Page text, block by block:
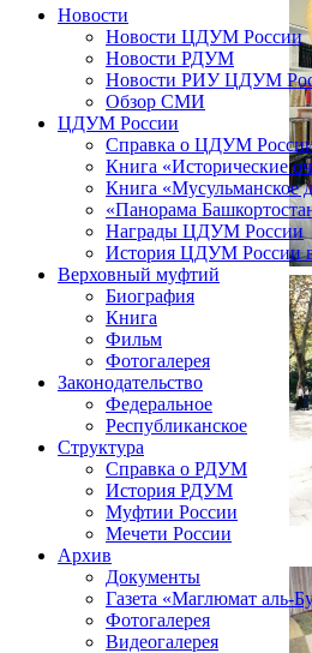
Новости
Новости ЦДУМ России
Новости РДУМ
Новости РИУ ЦДУМ
Обзор СМИ
ЦДУМ России
Справка о ЦДУМ
Книга «Исторические
Книга «Мусульманское
«Панорама
Награды ЦДУМ России
История ЦДУМ России
Верховный муфтий
Биография
Книга
Фильм
Фотогалерея
Законодательство
Федеральное
Республиканское
Структура
Справка о РДУМ
История РДУМ
Муфтии России
Мечети России
Архив
Документы
Газета «Маглюмат аль-
Фотогалерея
Видеогалерея